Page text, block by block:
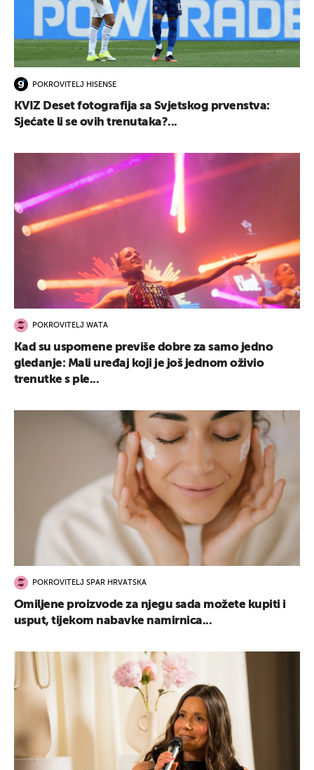
POKROVITELJ HISENSE
KVIZ Deset fotografija sa Svjetskog prvenstva:
Sjećate li se ovih trenutaka?...
POKROVITELJ WATA
Kad su uspomene previše dobre za samo jedno
gledanje: Mali uređaj koji je još jednom oživio
trenutke s ple...
POKROVITELJ SPAR HRVATSKA
Omiljene proizvode za njegu sada možete kupiti i
usput, tijekom nabavke namirnica...